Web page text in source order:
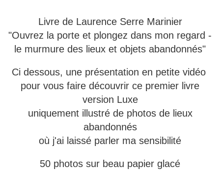
Livre de Laurence Serre Marinier
"Ouvrez la porte et plongez dans mon regard -
le murmure des lieux et objets abandonnés"
Ci dessous, une présentation en petite vidéo
pour vous faire découvrir ce premier livre
version Luxe
uniquement illustré de photos de lieux
abandonnés
où j'ai laissé parler ma sensibilité
50 photos sur beau papier glacé